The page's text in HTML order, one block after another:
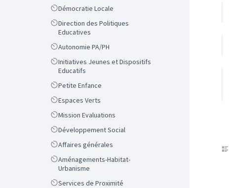
ScopeDémocratie Locale
Scope
Direction des Politiques
Educatives
ScopeAutonomie PA/PH
Scope
Initiatives Jeunes et Dispositifs
Educatifs
ScopePetite Enfance
ScopeEspaces Verts
ScopeMission Evaluations
ScopeDéveloppement Social
ScopeAffaires générales
Scope
Aménagements-Habitat-
Urbanisme
ScopeServices de Proximité